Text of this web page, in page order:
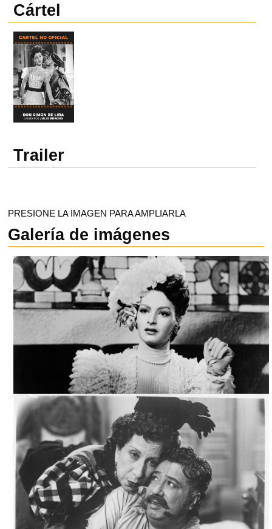
Cártel
Trailer
PRESIONE LA IMAGEN PARA AMPLIARLA
Galería de imágenes
DON SIMÓN DE LIRA, ARCHIVO CINETECA NACIONAL